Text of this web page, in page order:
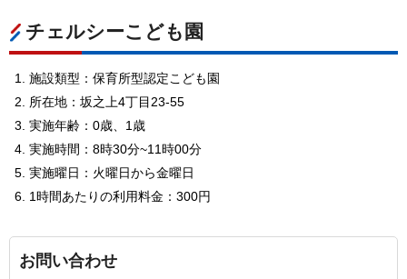
チェルシーこども園
施設類型：保育所型認定こども園
所在地：坂之上4丁目23-55
実施年齢：0歳、1歳
実施時間：8時30分~11時00分
実施曜日：火曜日から金曜日
1時間あたりの利用料金：300円
お問い合わせ